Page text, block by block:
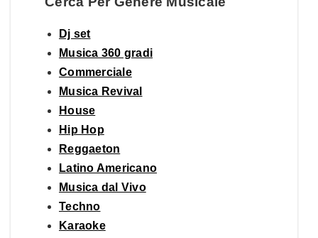
Dj set
Musica 360 gradi
Commerciale
Musica Revival
House
Hip Hop
Reggaeton
Latino Americano
Musica dal Vivo
Techno
Karaoke